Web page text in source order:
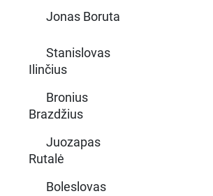
Jonas Boruta
Stanislovas
Ilinčius
Bronius
Brazdžius
Juozapas
Rutalė
Boleslovas